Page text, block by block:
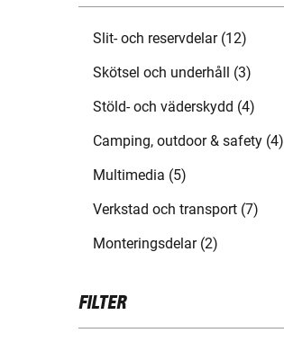
Slit- och reservdelar (12)
Skötsel och underhåll (3)
Stöld- och väderskydd (4)
Camping, outdoor & safety (4)
Multimedia (5)
Verkstad och transport (7)
Monteringsdelar (2)
FILTER